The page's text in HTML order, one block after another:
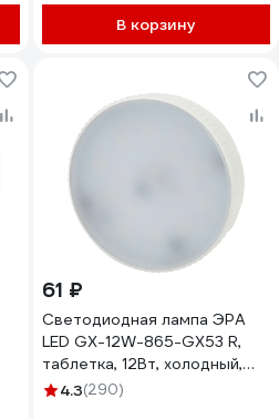
В корзину
61 ₽
Светодиодная лампа ЭРА
LED GX-12W-865-GX53 R,
таблетка, 12Вт, холодный,
GX53, 10/100/4200
4.3(290)